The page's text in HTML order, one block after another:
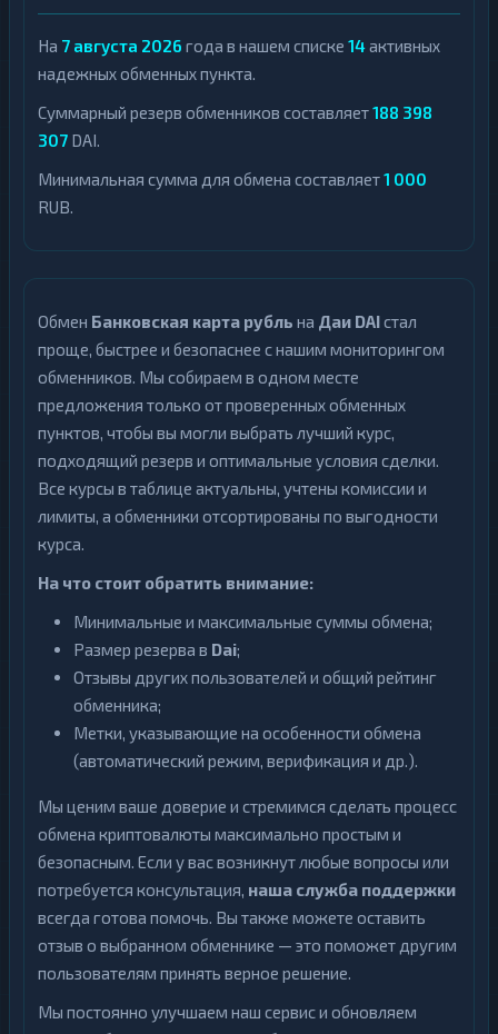
На 7 августа 2026 года в нашем списке 14активных
надежных обменных пункта.
Суммарный резерв обменников составляет188 398
307 DAI.
Минимальная сумма для обмена составляет1 000
RUB.
Обмен Банковская карта рубль на Даи DAIстал
проще, быстрее и безопаснее с нашим мониторингом
обменников. Мы собираем в одном месте
предложения только от проверенных обменных
пунктов, чтобы вы могли выбрать лучший курс,
подходящий резерв и оптимальные условия сделки.
Все курсы в таблице актуальны, учтены комиссии и
лимиты, а обменники отсортированы по выгодности
курса.
На что стоит обратить внимание:
Минимальные и максимальные суммы обмена;
Размер резерва в Dai;
Отзывы других пользователей и общий рейтинг
обменника;
Метки, указывающие на особенности обмена
(автоматический режим, верификация и др.).
Мы ценим ваше доверие и стремимся сделать процесс
обмена криптовалюты максимально простым и
безопасным. Если у вас возникнут любые вопросы или
потребуется консультация, наша служба поддержки
всегда готова помочь. Вы также можете оставить
отзыв о выбранном обменнике — это поможет другим
пользователям принять верное решение.
Мы постоянно улучшаем наш сервис и обновляем